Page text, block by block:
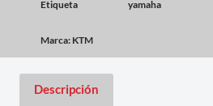
Etiqueta
yamaha
Marca: KTM
Descripción